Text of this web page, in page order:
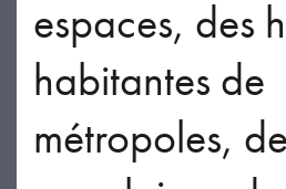
espaces, des
habitantes de
métropoles,